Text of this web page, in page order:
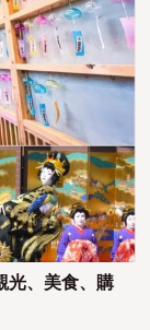
光、美食、購